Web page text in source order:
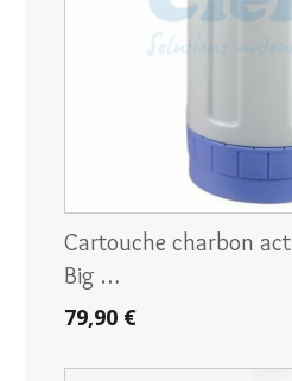
Cartouche charbon
Big …
79,90 €